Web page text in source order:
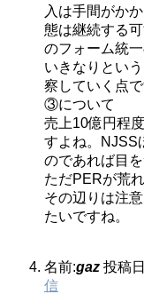
入は手間がか
態は継続する
のフォーム統
いきなりとい
察していく点で
③について
売上10億円程
すよね。NJSS
のであれば目
ただPERが荒
その辺りは注
たいですね。
名前:gaz 投稿
信